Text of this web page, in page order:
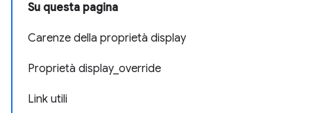
Su questa pagina
Carenze della proprietà display
Proprietà display_override
Link utili